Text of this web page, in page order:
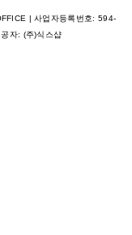
| 사업자등록번호: 594-
자: (주)식스샵